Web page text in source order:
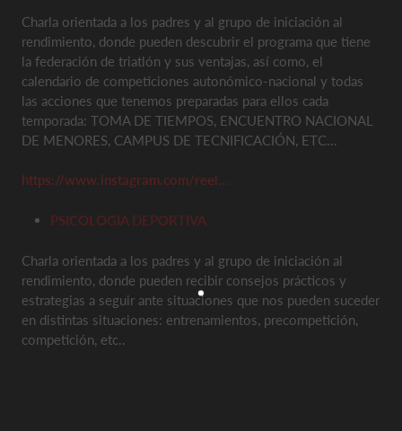
Charla orientada a los padres y al grupo de iniciación al
rendimiento, donde pueden descubrir el programa que tiene
la federación de triatlón y sus ventajas, así como, el
calendario de competiciones autonómico-nacional y todas
las acciones que tenemos preparadas para ellos cada
temporada: TOMA DE TIEMPOS, ENCUENTRO NACIONAL
DE MENORES, CAMPUS DE TECNIFICACIÓN, ETC...
https://www.instagram.com/reel...
PSICOLOGIA DEPORTIVA
Charla orientada a los padres y al grupo de iniciación al
rendimiento, donde pueden recibir consejos prácticos y
estrategias a seguir ante situaciones que nos pueden suceder
en distintas situaciones: entrenamientos, precompetición,
competición, etc..